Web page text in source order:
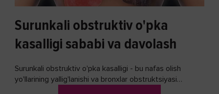
Surunkali obstruktiv o'pka
kasalligi sababi va davolash
Surunkali obstruktiv o'pka kasalligi - bu nafas olish
yo'llarining yallig'lanishi va bronxlar obstruktsiyasi